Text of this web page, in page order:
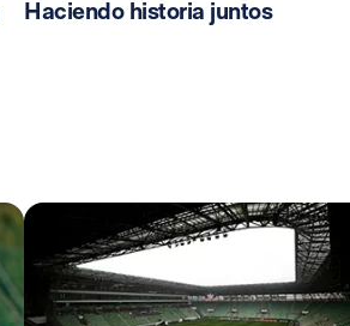
Haciendo historia juntos